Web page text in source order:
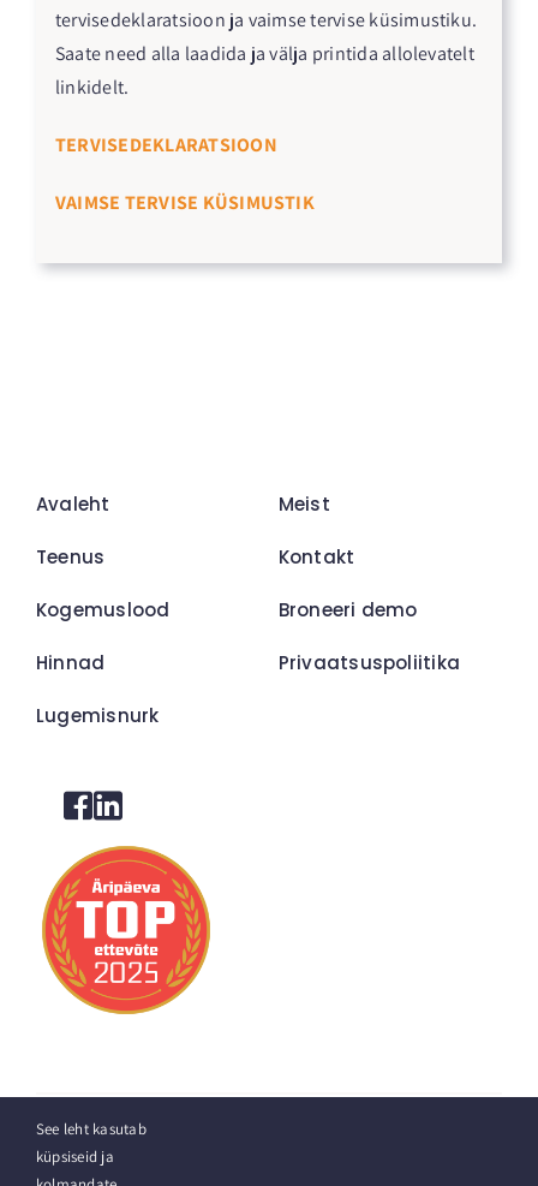
tervisedeklaratsioon ja vaimse tervise küsimustiku.
Saate need alla laadida ja välja printida allolevatelt
linkidelt.
TERVISEDEKLARATSIOON
VAIMSE TERVISE KÜSIMUSTIK
Avaleht
Teenus
Kogemuslood
Hinnad
Lugemisnurk
Meist
Kontakt
Broneeri demo
Privaatsuspoliitika
See leht kasutab
küpsiseid ja